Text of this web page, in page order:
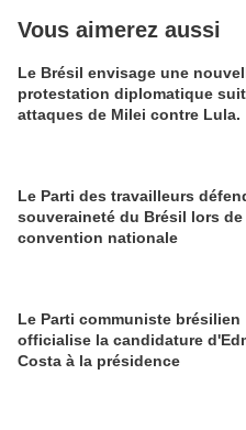
Vous aimerez aussi
Le Brésil envisage une
protestation diplomatique
attaques de Milei contre Lula.
Le Parti des travailleurs
souveraineté du Brésil lors de
convention nationale
Le Parti communiste brésilien
officialise la candidature
Costa à la présidence